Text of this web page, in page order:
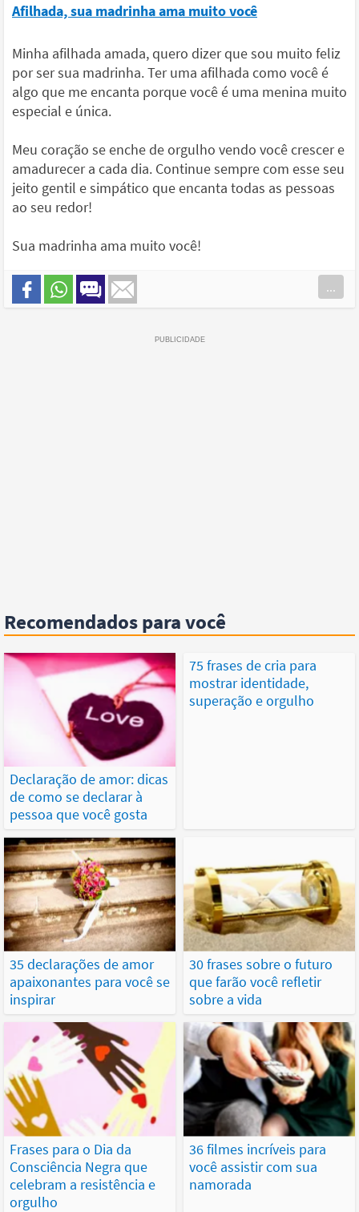
Afilhada, sua madrinha ama muito você
Minha afilhada amada, quero dizer que sou muito feliz
por ser sua madrinha. Ter uma afilhada como você é
algo que me encanta porque você é uma menina muito
especial e única.
Meu coração se enche de orgulho vendo você crescer e
amadurecer a cada dia. Continue sempre com esse seu
jeito gentil e simpático que encanta todas as pessoas
ao seu redor!
Sua madrinha ama muito você!
...
Recomendados para você
Declaração de amor: dicas
de como se declarar à
pessoa que você gosta
75 frases de cria para
mostrar identidade,
superação e orgulho
35 declarações de amor
apaixonantes para você se
inspirar
30 frases sobre o futuro
que farão você refletir
sobre a vida
Frases para o Dia da
Consciência Negra que
celebram a resistência e
orgulho
36 filmes incríveis para
você assistir com sua
namorada